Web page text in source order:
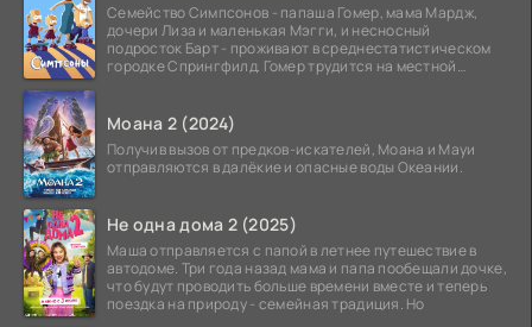
Семейство Симпсонов - папаша Гомер, мама Мардж,
дочери Лиза и маленькая Мэгги, и несносный
подросток Барт - проживают в среднестатистическом
городке Спрингфилд. Гомер трудится на местной
Моана 2 (2024)
Получив вызов от предков-искателей, Моана и Мауи
отправляются в далёкие и опасные воды Океании.
Не одна дома 2 (2025)
Маша отправляется с папой в летнее путешествие в
автодоме. Три года назад мама и папа пообещали дочке,
что будут проводить больше времени вместе и теперь
поездка на природу - семейная традиция. Но